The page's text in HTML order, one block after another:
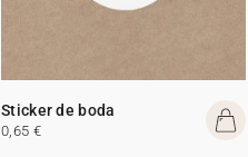
Sticker de boda
0,65 €